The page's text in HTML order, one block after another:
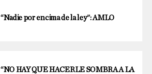
“Nadie por encima de la ley”: AMLO
“NO HAY QUE HACERLE SOMBRA A LA